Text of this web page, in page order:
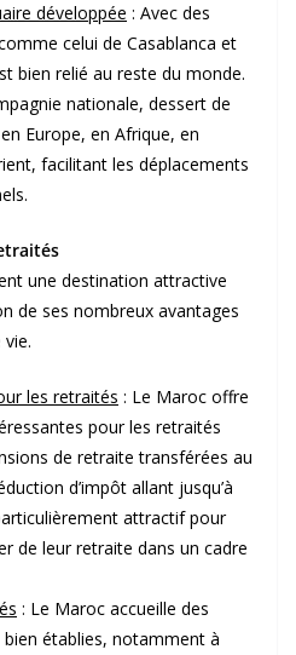
développée : Avec des
celui de Casablanca et
bien relié au reste du monde.
nationale, dessert de
Europe, en Afrique, en
facilitant les déplacements
une destination attractive
de ses nombreux avantages
les retraités : Le Maroc offre
pour les retraités
de retraite transférées au
d’impôt allant jusqu’à
attractif pour
de leur retraite dans un cadre
: Le Maroc accueille des
établies, notamment à